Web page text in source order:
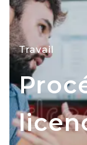
Travail